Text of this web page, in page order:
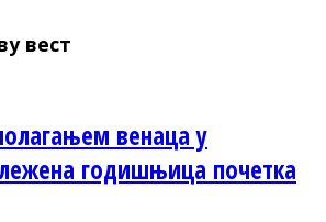
вест
венаца у
годишњица почетка